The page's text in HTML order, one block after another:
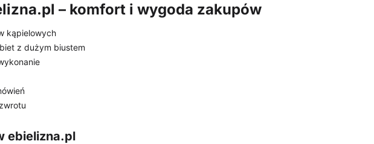
– komfort i wygoda zakupów
kąpielowych
z dużym biustem
ebielizna.pl